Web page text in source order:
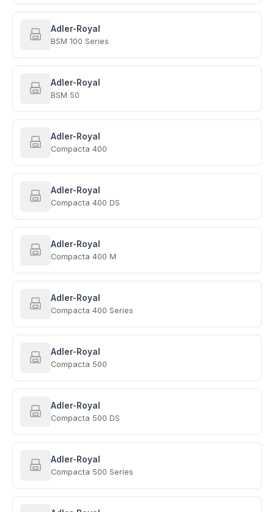
Adler-Royal
BSM 100 Series
Adler-Royal
BSM 50
Adler-Royal
Compacta 400
Adler-Royal
Compacta 400 DS
Adler-Royal
Compacta 400 M
Adler-Royal
Compacta 400 Series
Adler-Royal
Compacta 500
Adler-Royal
Compacta 500 DS
Adler-Royal
Compacta 500 Series